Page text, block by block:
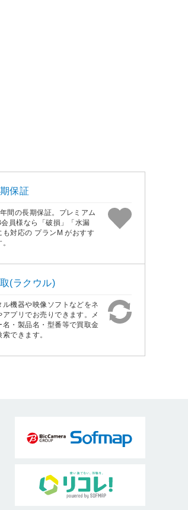
保証
間の長期保証。プレミアム
員様なら「破損」「水漏
も対応の プランM がおすす
(ラクウル)
ル機器や映像ソフトなどをネ
アプリでお売りできます。メ
名・製品名・型番等で買取金
できます。